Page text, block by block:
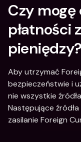
Czy
płatności
pieniędzy?
Aby utrzymać
bezpieczeństwie i
nie wszystkie
Następujące
zasilanie Foreign